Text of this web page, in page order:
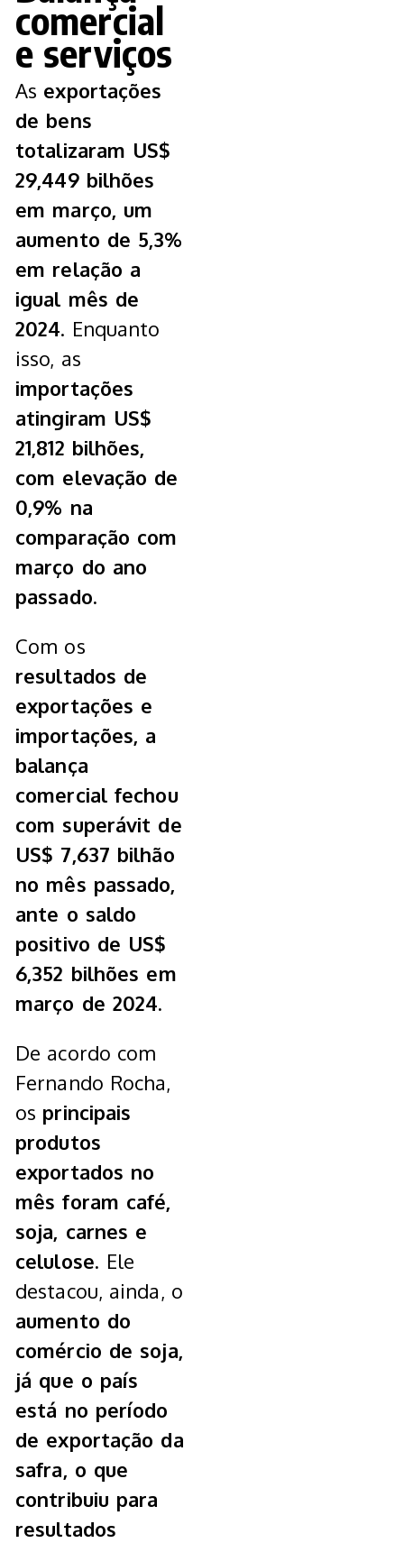
comercial
e serviços
As exportações
de bens
totalizaram US$
29,449 bilhões
em março, um
aumento de 5,3%
em relação a
igual mês de
2024. Enquanto
isso, as
importações
atingiram US$
21,812 bilhões,
com elevação de
0,9% na
comparação com
março do ano
passado.
Com os
resultados de
exportações e
importações, a
balança
comercial fechou
com superávit de
US$ 7,637 bilhão
no mês passado,
ante o saldo
positivo de US$
6,352 bilhões em
março de 2024.
De acordo com
Fernando Rocha,
os principais
produtos
exportados no
mês foram café,
soja, carnes e
celulose. Ele
destacou, ainda, o
aumento do
comércio de soja,
já que o país
está no período
de exportação da
safra, o que
contribuiu para
resultados